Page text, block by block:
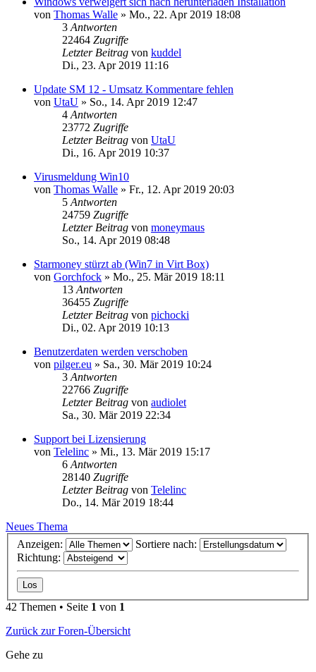
von Thomas Walle » Mo., 22. Apr 2019 18:08
3 Antworten
22464 Zugriffe
Letzter Beitrag von kuddel
Di., 23. Apr 2019 11:16
Update SM 12 - Umsatz Kommentare fehlen
von UtaU » So., 14. Apr 2019 12:47
4 Antworten
23772 Zugriffe
Letzter Beitrag von UtaU
Di., 16. Apr 2019 10:37
Virusmeldung Win10
von Thomas Walle » Fr., 12. Apr 2019 20:03
5 Antworten
24759 Zugriffe
Letzter Beitrag von moneymaus
So., 14. Apr 2019 08:48
Starmoney stürzt ab (Win7 in Virt Box)
von Gorchfock » Mo., 25. Mär 2019 18:11
13 Antworten
36455 Zugriffe
Letzter Beitrag von pichocki
Di., 02. Apr 2019 10:13
Benutzerdaten werden verschoben
von pilger.eu » Sa., 30. Mär 2019 10:24
3 Antworten
22766 Zugriffe
Letzter Beitrag von audiolet
Sa., 30. Mär 2019 22:34
Support bei Lizensierung
von Telelinc » Mi., 13. Mär 2019 15:17
6 Antworten
28140 Zugriffe
Letzter Beitrag von Telelinc
Do., 14. Mär 2019 18:44
Neues Thema
Anzeigen:
Sortiere nach:
Richtung:
42 Themen • Seite 1 von 1
Zurück zur Foren-Übersicht
Gehe zu